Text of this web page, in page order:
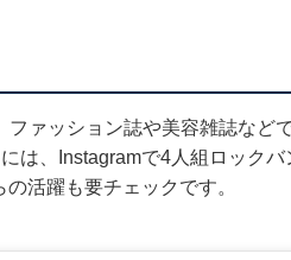
ァッション誌や美容雑誌など
は、Instagramで4人組ロック
活躍も要チェックです。